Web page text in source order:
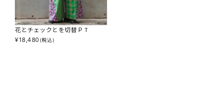
花とチェックとを切替ＰＴ
¥18,480 (税込)